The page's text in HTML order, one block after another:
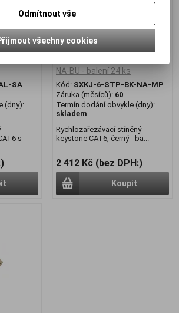
STP
SA
(dny):
s
Keystone SOLARIX CAT6 STP
NA-BU - balení 24 ks
Kód: SXKJ-6-STP-BK-NA-MP
Záruka (měsíců): 60
Termín dodání obvykle (dny):
skladem
Rychlozařezávací stíněný
keystone CAT6, černý - ba...
2 412 Kč (bez DPH:)
Koupit
Odmítnout vše
všechny cookies